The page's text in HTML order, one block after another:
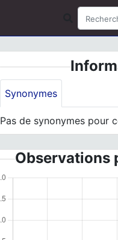
Synonymes
Pas de synonymes pour
Observations